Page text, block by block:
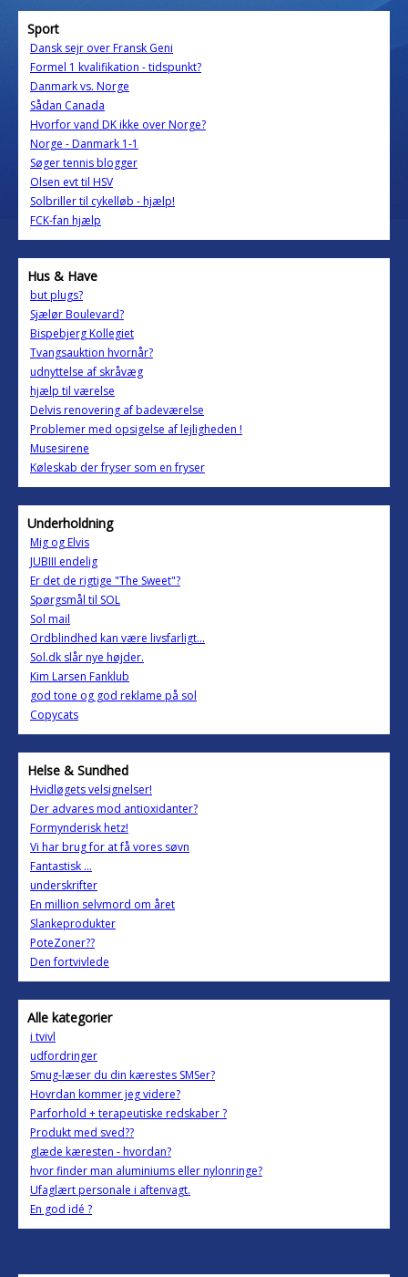
Sport
Dansk sejr over Fransk Geni
Formel 1 kvalifikation - tidspunkt?
Danmark vs. Norge
Sådan Canada
Hvorfor vand DK ikke over Norge?
Norge - Danmark 1-1
Søger tennis blogger
Olsen evt til HSV
Solbriller til cykelløb - hjælp!
FCK-fan hjælp
Hus & Have
but plugs?
Sjælør Boulevard?
Bispebjerg Kollegiet
Tvangsauktion hvornår?
udnyttelse af skråvæg
hjælp til værelse
Delvis renovering af badeværelse
Problemer med opsigelse af lejligheden !
Musesirene
Køleskab der fryser som en fryser
Underholdning
Mig og Elvis
JUBIII endelig
Er det de rigtige "The Sweet"?
Spørgsmål til SOL
Sol mail
Ordblindhed kan være livsfarligt...
Sol.dk slår nye højder.
Kim Larsen Fanklub
god tone og god reklame på sol
Copycats
Helse & Sundhed
Hvidløgets velsignelser!
Der advares mod antioxidanter?
Formynderisk hetz!
Vi har brug for at få vores søvn
Fantastisk ...
underskrifter
En million selvmord om året
Slankeprodukter
PoteZoner??
Den fortvivlede
Alle kategorier
i tvivl
udfordringer
Smug-læser du din kærestes SMSer?
Hovrdan kommer jeg videre?
Parforhold + terapeutiske redskaber ?
Produkt med sved??
glæde kæresten - hvordan?
hvor finder man aluminiums eller nylonringe?
Ufaglært personale i aftenvagt.
En god idé ?